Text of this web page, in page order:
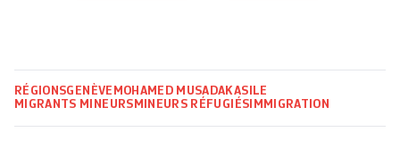
RÉGIONSGENÈVE MOHAMED MUSADAKASILE
MIGRANTS MINEURS MINEURS RÉFUGIÉS IMMIGRATION